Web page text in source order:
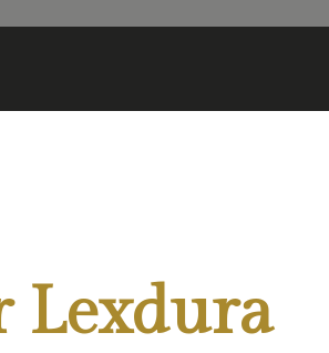
Lexdura